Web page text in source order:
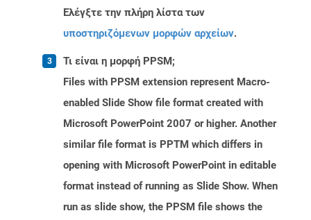
Ελέγξτε την πλήρη λίστα των
υποστηριζόμενων μορφών αρχείων.
Τι είναι η μορφή PPSM;
Files with PPSM extension represent Macro-
enabled Slide Show file format created with
Microsoft PowerPoint 2007 or higher. Another
similar file format is PPTM which differs in
opening with Microsoft PowerPoint in editable
format instead of running as Slide Show. When
run as slide show, the PPSM file shows the